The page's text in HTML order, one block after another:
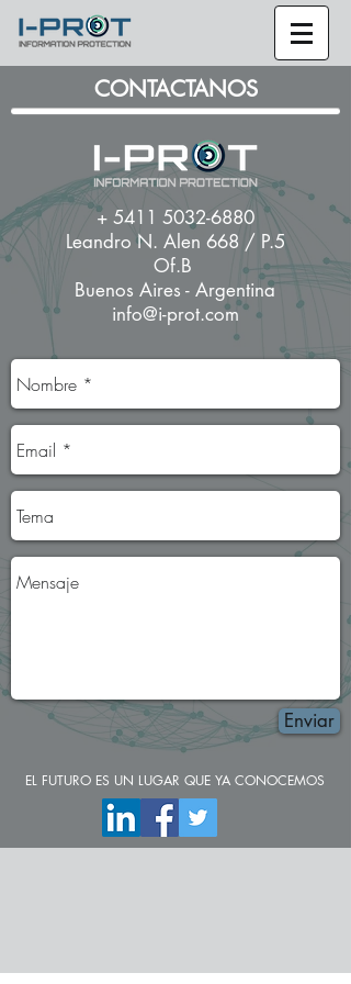
+ 5411 5032-6880
Leandro N. Alen 668 / P.5
Of.B
Buenos Aires - Argentina
info@i-prot.com
CONTACTANOS
Enviar
EL FUTURO ES UN LUGAR QUE YA CONOCEMOS